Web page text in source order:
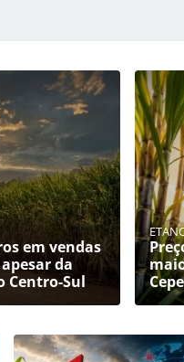
em vendas
da
Centro-Sul